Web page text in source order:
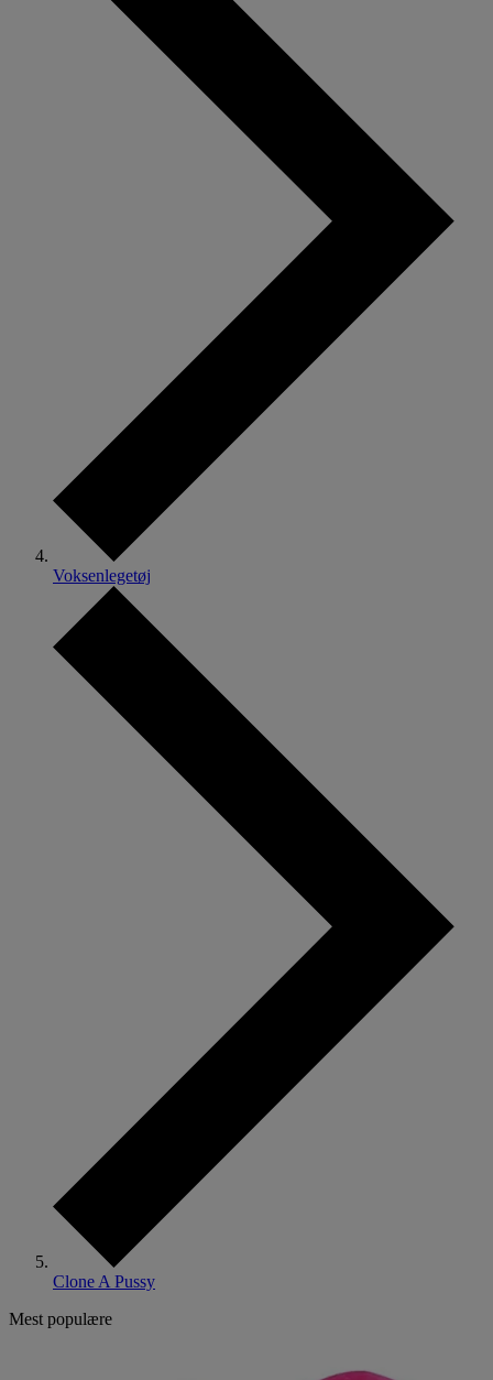
Voksenlegetøj
Clone A Pussy
Mest populære